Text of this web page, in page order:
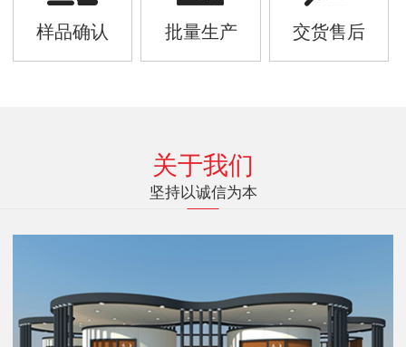
样品确认 批量生产 交货售后
关于我们
坚持以诚信为本